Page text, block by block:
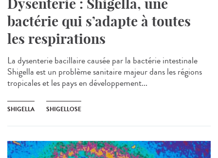
Dysenterie : Shigella, une
bactérie qui s’adapte à toutes
les respirations
La dysenterie bacillaire causée par la bactérie intestinale
Shigella est un problème sanitaire majeur dans les régions
tropicales et les pays en développement...
SHIGELLA SHIGELLOSE